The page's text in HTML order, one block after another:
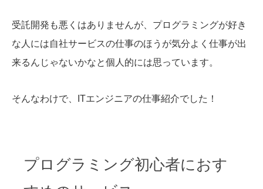
受託開発も悪くはありませんが、プログラミングが好き
な人には自社サービスの仕事のほうが気分よく仕事が出
来るんじゃないかなと個人的には思っています。
そんなわけで、ITエンジニアの仕事紹介でした！
プログラミング初心者におす